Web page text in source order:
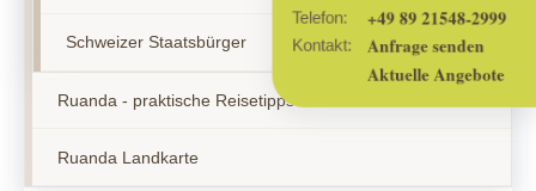
+49 89 21548-2999
Kontakt:
Anfrage senden
Aktuelle Angebote
Schweizer Staatsbürger
Ruanda - praktische Reisetipps
Ruanda Landkarte